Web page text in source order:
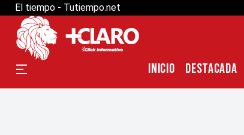
El tiempo - Tutiempo.net
INICIO DESTACADA